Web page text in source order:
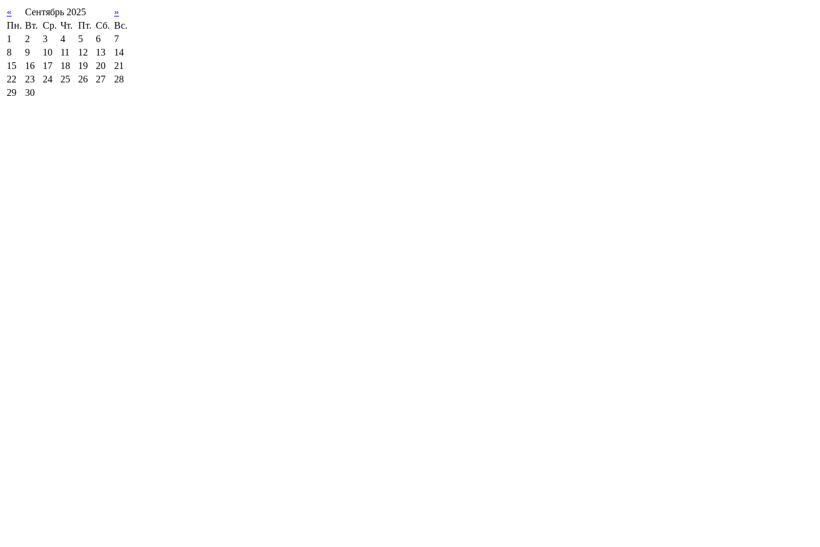
« Сентябрь 2025
»
Пн. Вт. Ср. Чт. Пт. Сб. Вс.
1
2 3 4 5 6
7
8
9 10 11 12 13
14
15
16 17 18 19 20
21
22
23 24 25 26 27
28
29
30